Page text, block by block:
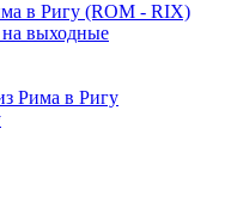
в Ригу (ROM - RIX)
выходные
Рима в Ригу